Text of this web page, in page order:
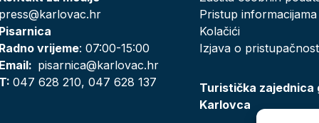
press@karlovac.hr
Pisarnica
Radno vrijeme: 07:00-15:00
Email: pisarnica@karlovac.hr
T:047 628 210, 047 628 137
Pristup informacijama
Kolačići
Izjava o
Turistička zajednica
Karlovca